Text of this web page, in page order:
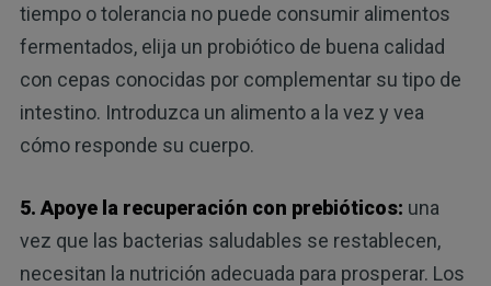
tiempo o tolerancia no puede consumir alimentos
fermentados, elija un probiótico de buena calidad
con cepas conocidas por complementar su tipo de
intestino. Introduzca un alimento a la vez y vea
cómo responde su cuerpo.
5. Apoye la recuperación con prebióticos: una
vez que las bacterias saludables se restablecen,
necesitan la nutrición adecuada para prosperar. Los